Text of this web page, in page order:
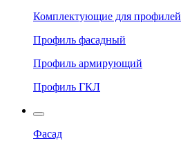
Комплектующие для профилей
Профиль фасадный
Профиль армирующий
Профиль ГКЛ
Фасад